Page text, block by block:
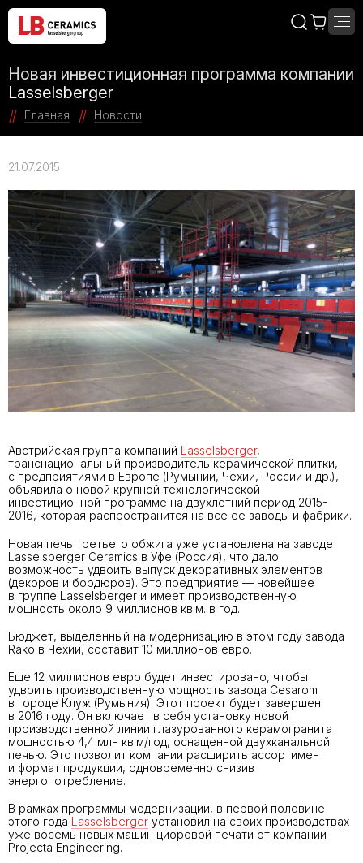
Новая инвестиционная программа компании
Lasselsberger
Главная Новости
21.07.2015
Австрийская группа компаний Lasselsberger,
транснациональный производитель керамической плитки,
с предприятиями в Европе (Румынии, Чехии, России и др.),
объявила о новой крупной технологической
инвестиционной программе на двухлетний период 2015-
2016, которая распространится на все ее заводы и фабрики.
Новая печь третьего обжига уже установлена на заводе
Lasselsberger Ceramics в Уфе (Россия), что дало
возможность удвоить выпуск декоративных элементов
(декоров и бордюров). Это предприятие — новейшее
в группе Lasselsberger и имеет производственную
мощность около 9 миллионов кв.м. в год.
Бюджет, выделенный на модернизацию в этом году завода
Rako в Чехии, составит 10 миллионов евро.
Еще 12 миллионов евро будет инвестировано, чтобы
удвоить производственную мощность завода Cesarom
в городе Клуж (Румыния). Этот проект будет завершен
в 2016 году. Он включает в себя установку новой
производственной линии глазурованного керамогранита
мощностью 4,4 млн кв.м/год, оснащенной двухканальной
печью. Это позволит компании расширить ассортимент
и формат продукции, одновременно снизив
энергопотребление.
В рамках программы модернизации, в первой половине
этого года Lasselsberger установил на своих производствах
уже восемь новых машин цифровой печати от компании
Projecta Engineering.